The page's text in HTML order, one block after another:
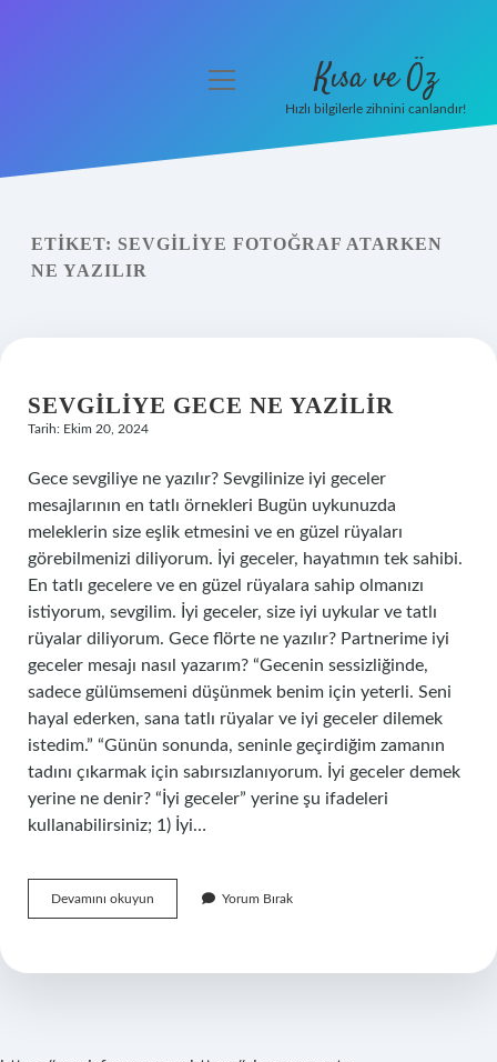
Yasal Uyarı
menüyü
Kısa ve Öz
Hızlı bilgilerle zihnini canlandır!
ETIKET: SEVGILIYE FOTOĞRAF ATARKEN
NE YAZILIR
SEVGILIYE GECE NE YAZILIR
Tarih: Ekim 20, 2024
Gece sevgiliye ne yazılır? Sevgilinize iyi geceler
mesajlarının en tatlı örnekleri Bugün uykunuzda
meleklerin size eşlik etmesini ve en güzel rüyaları
görebilmenizi diliyorum. İyi geceler, hayatımın tek sahibi.
En tatlı gecelere ve en güzel rüyalara sahip olmanızı
istiyorum, sevgilim. İyi geceler, size iyi uykular ve tatlı
rüyalar diliyorum. Gece flörte ne yazılır? Partnerime iyi
geceler mesajı nasıl yazarım? “Gecenin sessizliğinde,
sadece gülümsemeni düşünmek benim için yeterli. Seni
hayal ederken, sana tatlı rüyalar ve iyi geceler dilemek
istedim.” “Günün sonunda, seninle geçirdiğim zamanın
tadını çıkarmak için sabırsızlanıyorum. İyi geceler demek
yerine ne denir? “İyi geceler” yerine şu ifadeleri
kullanabilirsiniz; 1) İyi…
Devamını okuyun Sevgiliye
Gece
Yorum Bırak